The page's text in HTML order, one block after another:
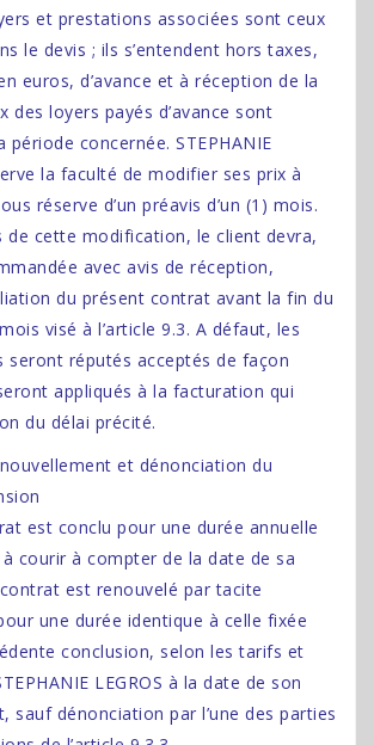
et prestations associées sont ceux
le devis ; ils s’entendent hors taxes,
euros, d’avance et à réception de la
des loyers payés d’avance sont
période concernée. STEPHANIE
la faculté de modifier ses prix à
réserve d’un préavis d’un (1) mois.
de cette modification, le client devra,
avec avis de réception,
du présent contrat avant la fin du
visé à l’article 9.3. A défaut, les
seront réputés acceptés de façon
appliqués à la facturation qui
du délai précité.
et dénonciation du
est conclu pour une durée annuelle
courir à compter de la date de sa
est renouvelé par tacite
une durée identique à celle fixée
conclusion, selon les tarifs et
LEGROS à la date de son
sauf dénonciation par l’une des parties